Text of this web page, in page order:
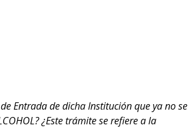
Entrada de dicha Institución que ya no se
¿Este trámite se refiere a la